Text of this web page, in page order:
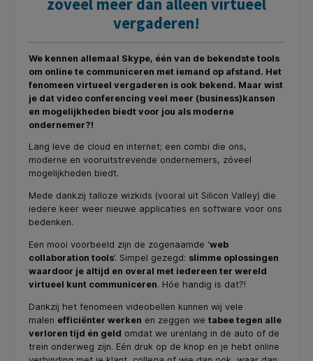
zóveel meer dan alleen virtueel
vergaderen!
We kennen allemaal Skype, één van de bekendste tools
om online te communiceren met iemand op afstand. Het
fenomeen virtueel vergaderen is ook bekend. Maar wist
je dat video conferencing veel meer (business)kansen
en mogelijkheden biedt voor jou als moderne
ondernemer?!
Lang leve de cloud en internet; een combi die ons,
moderne en vooruitstrevende ondernemers, zóveel
mogelijkheden biedt.
Mede dankzij talloze wizkids (vooral uit Silicon Valley) die
iedere keer weer nieuwe applicaties en software voor ons
bedenken.
Een mooi voorbeeld zijn de zogenaamde ‘web
collaboration tools’. Simpel gezegd: slimme oplossingen
waardoor je altijd en overal met iedereen ter wereld
virtueel kunt communiceren. Hóe handig is dat?!
Dankzij het fenomeen videobellen kunnen wij vele
malen efficiënter werken en zeggen we tabee tegen alle
verloren tijd én geld omdat we urenlang in de auto of de
trein onderweg zijn. Eén druk op de knop en je hebt online